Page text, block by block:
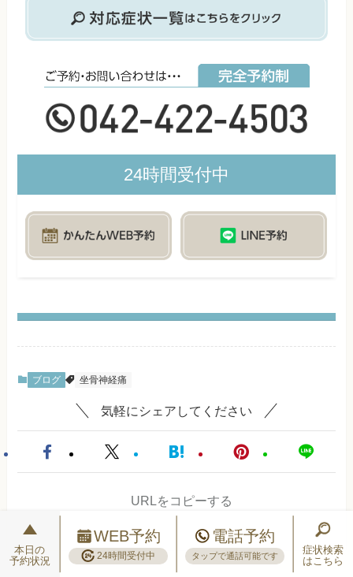
24時間受付中
ブログ 坐骨神経痛
気軽にシェアしてください
URLをコピーする
本日の
予約状況
WEB予約
24時間受付中
電話予約
タップで通話可能です
症状検索
はこちら